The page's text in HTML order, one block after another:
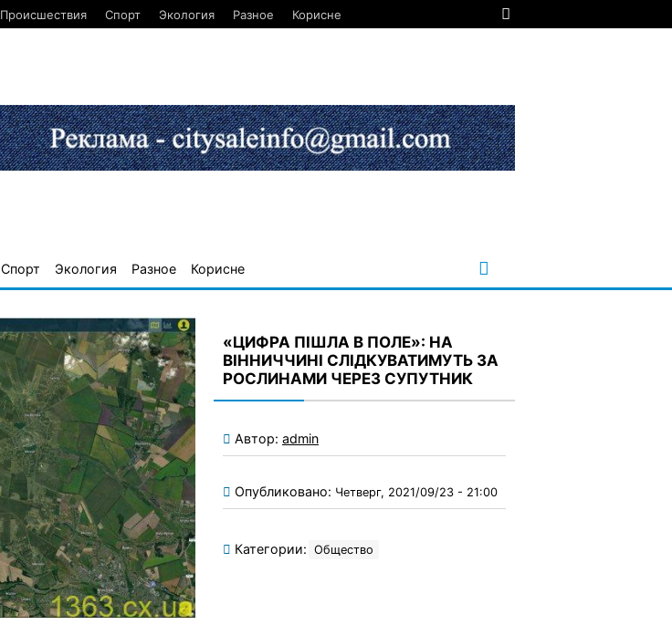
Происшествия Спорт Экология Разное Корисне
Спорт Экология Разное Корисне
«ЦИФРА ПІШЛА В ПОЛЕ»: НА
ВІННИЧЧИНІ СЛІДКУВАТИМУТЬ ЗА
РОСЛИНАМИ ЧЕРЕЗ СУПУТНИК
Автор: admin
Опубликовано: Четверг, 2021/09/23 - 21:00
Категории: Общество